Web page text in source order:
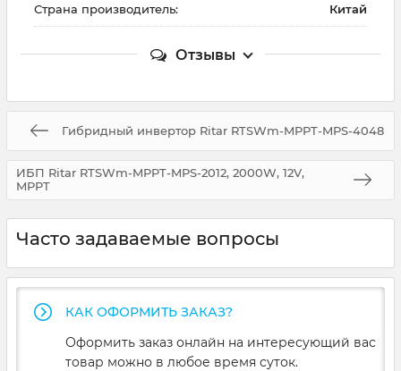
Страна производитель: Китай
Отзывы
Гибридный инвертор Ritar RTSWm-MPPT-MPS-4048
ИБП Ritar RTSWm-MPPT-MPS-2012, 2000W, 12V,
MPPT
Часто задаваемые вопросы
КАК ОФОРМИТЬ ЗАКАЗ?
Оформить заказ онлайн на интересующий вас
товар можно в любое время суток.